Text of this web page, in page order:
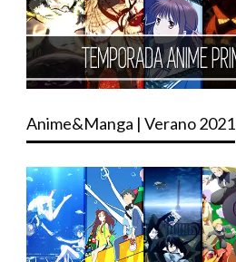
Anime&Manga | Verano 2021